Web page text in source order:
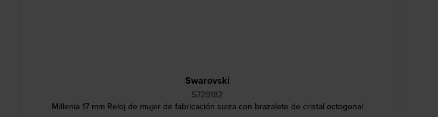
Swarovski
5729182
Millenia 17 mm Reloj de mujer de fabricación suiza con brazalete de cristal octogonal